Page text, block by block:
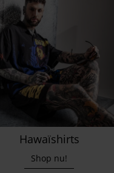
Hawaïshirts
Shop nu!